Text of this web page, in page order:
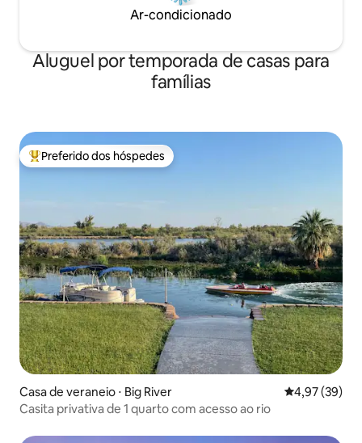
Ar-condicionado
Aluguel por temporada de casas para
famílias
Entre os melhores preferidos dos hóspedes
Preferido dos hóspedes
Casa de veraneio ⋅ Big River 4,97 de uma
4,97 (39)
Casita privativa de 1 quarto com acesso ao rio